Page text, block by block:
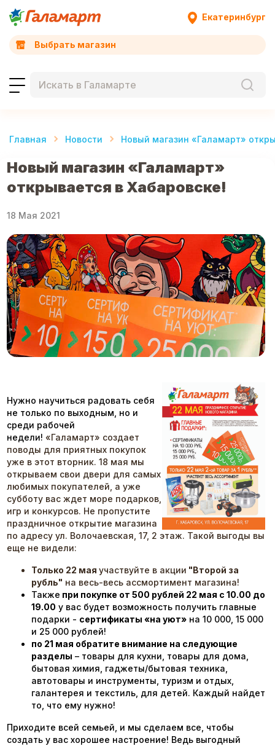
Екатеринбург
Выбрать магазин
Главная Новости Новый магазин «Галамарт»
Новый магазин «Галамарт»
открывается в Хабаровске!
18 Мая 2021
Нужно научиться радовать себя
не только по выходным, но и
среди рабочей
недели! «Галамарт» создает
поводы для приятных покупок
уже в этот вторник. 18 мая мы
открываем свои двери для самых
любимых покупателей, а уже
субботу вас ждет море подарков,
игр и конкурсов. Не пропустите
праздничное открытие магазина
по адресу ул. Волочаевская, 17, 2 этаж. Такой выгоды вы
еще не видели:
Только 22 мая участвуйте в акции "Второй за
рубль" на весь-весь ассмортимент магазина!
Также при покупке от 500 рублей 22 мая с 10.00 до
19.00 у вас будет возможность получить главные
подарки - сертификаты «на уют» на 10 000, 15 000
и 25 000 рублей!
по 21 мая обратите внимание на следующие
разделы – товары для кухни, товары для дома,
бытовая химия, гаджеты/бытовая техника,
автотовары и инструменты, туризм и отдых,
галантерея и текстиль, для детей. Каждый найдет
то, что ему нужно!
Приходите всей семьей, и мы сделаем все, чтобы
создать у вас хорошее настроение! Ведь выгодный